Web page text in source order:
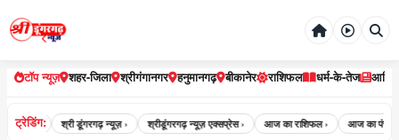
टॉप न्यूज़ शहर-जिला श्रीगंगानगर हनुमानगढ़ बीकानेर राशिफल धर्म-के-तेज
ट्रेडिंग:
न्यूज़ › श्री डूंगरगढ़ न्यूज़ › श्रीडूंगरगढ़ न्यूज़ एक्सप्रेस › आज का राशिफल › आज का पंचांग ›